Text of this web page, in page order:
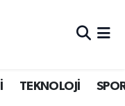
TEKNOLOJİ